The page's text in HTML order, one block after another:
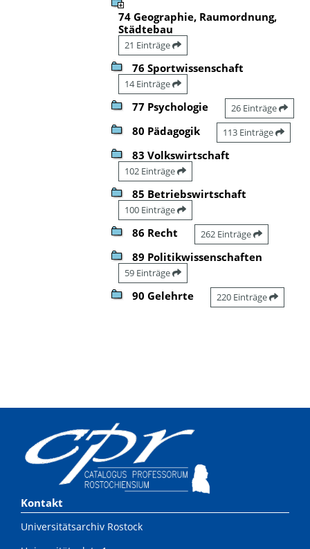
74 Geographie, Raumordnung,
Städtebau
21 Einträge
76 Sportwissenschaft
14 Einträge
77 Psychologie 26 Einträge
80 Pädagogik 113 Einträge
83 Volkswirtschaft
102 Einträge
85 Betriebswirtschaft
100 Einträge
86 Recht 262 Einträge
89 Politikwissenschaften
59 Einträge
90 Gelehrte 220 Einträge
Kontakt
Universitätsarchiv Rostock